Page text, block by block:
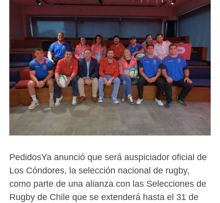
PedidosYa anunció que será auspiciador oficial de
Los Cóndores, la selección nacional de rugby,
como parte de una alianza con las Selecciones de
Rugby de Chile que se extenderá hasta el 31 de